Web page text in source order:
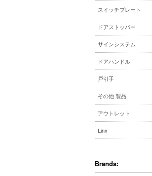
スイッチプレート
ドアストッパー
サインシステム
ドアハンドル
戸引手
その他 製品
アウトレット
Linx
Brands: